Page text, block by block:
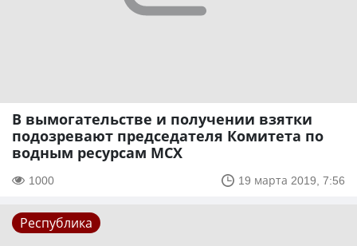
В вымогательстве и получении взятки
подозревают председателя Комитета по
водным ресурсам МСХ
1000 19 марта 2019, 7:56
Республика